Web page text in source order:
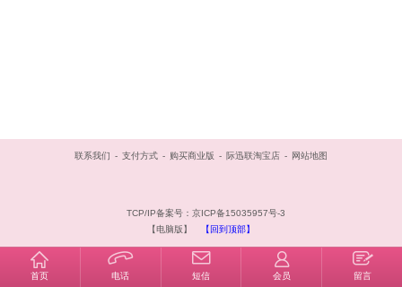
联系我们 - 支付方式 - 购买商业版 - 际迅联淘宝店 - 网站地图
TCP/IP备案号：京ICP备15035957号-3
【电脑版】
【回到顶部】
首页 电话 短信 会员 留言